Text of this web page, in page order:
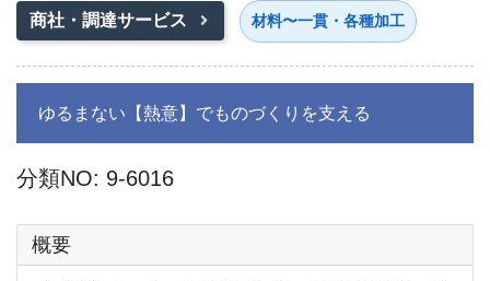
商社・調達サービス 材料〜一貫・各種加工
ゆるまない【熱意】でものづくりを支える
分類NO: 9-6016
概要